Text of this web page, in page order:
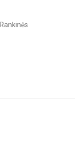
Rankinės